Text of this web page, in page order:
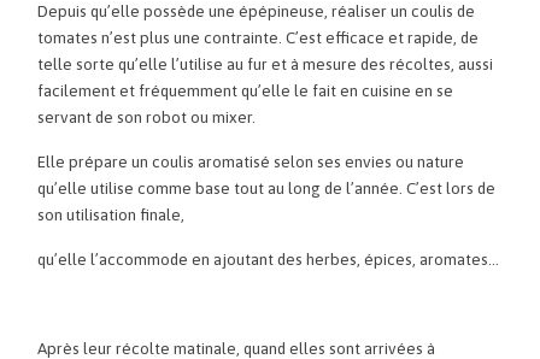
Depuis qu’elle possède une épépineuse, réaliser un coulis de
tomates n’est plus une contrainte. C’est efficace et rapide, de
telle sorte qu’elle l’utilise au fur et à mesure des récoltes, aussi
facilement et fréquemment qu’elle le fait en cuisine en se
servant de son robot ou mixer.
Elle prépare un coulis aromatisé selon ses envies ou nature
qu’elle utilise comme base tout au long de l’année. C’est lors de
son utilisation finale,
qu’elle l’accommode en ajoutant des herbes, épices, aromates…
Après leur récolte matinale, quand elles sont arrivées à